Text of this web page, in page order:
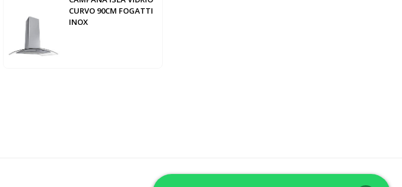
CURVO 90CM FOGATTI
INOX